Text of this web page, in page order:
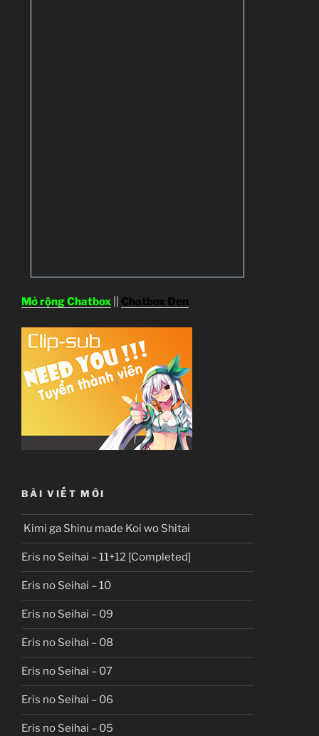
Mở rộng Chatbox Chatbox Đen
BÀI VIẾT MỚI
Kimi ga Shinu made Koi wo Shitai
Eris no Seihai – 11+12 [Completed]
Eris no Seihai – 10
Eris no Seihai – 09
Eris no Seihai – 08
Eris no Seihai – 07
Eris no Seihai – 06
Eris no Seihai – 05